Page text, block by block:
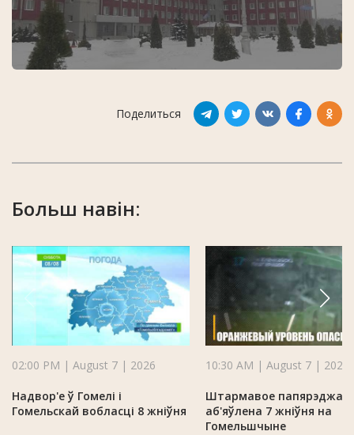
Поделиться
Больш навін:
02:00 PM | August 7 | 2026
Надвор'е ў Гомелі і
Гомельскай вобласці 8 жніўня
10:30 AM | August 7 | 2026
Штармавое
аб'яўлена 7 жніўня на
Гомельшчыне